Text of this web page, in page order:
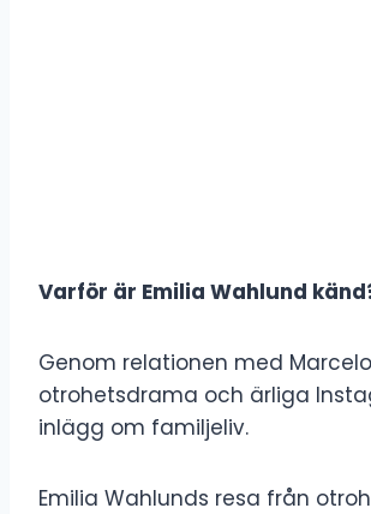
Varför är Emilia Wahlund
Genom relationen med
otrohetsdrama och ärliga
inlägg om familjeliv.
Emilia Wahlunds resa från